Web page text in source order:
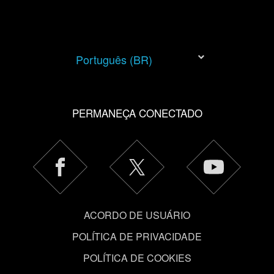
"Configurações" abaixo.Português (BR)
PERMANEÇA CONECTADO
ACORDO DE USUÁRIO
POLÍTICA DE PRIVACIDADE
POLÍTICA DE COOKIES